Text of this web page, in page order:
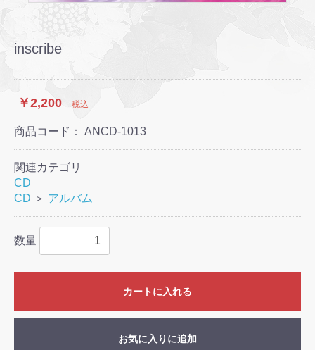
inscribe
￥2,200 税込
商品コード： ANCD-1013
関連カテゴリ
CD
CD ＞ アルバム
数量
カートに入れる
お気に入りに追加